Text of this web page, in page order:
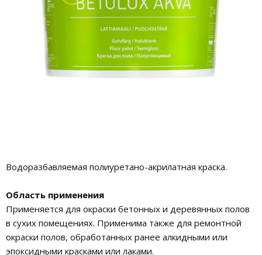
Водоразбавляемая полиуретано-акрилатная краска.
Область применения
Применяется для окраски бетонных и деревянных полов
в сухих помещениях. Применима также для ремонтной
окраски полов, обработанных ранее алкидными или
эпоксидными красками или лаками.